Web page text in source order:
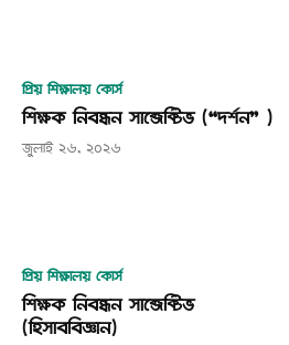
প্রিয় শিক্ষালয় কোর্স
শিক্ষক নিবন্ধন সাব্জেক্টিভ (“দর্শন” )
জুলাই ২৬, ২০২৬
প্রিয় শিক্ষালয় কোর্স
শিক্ষক নিবন্ধন সাব্জেক্টিভ
(হিসাববিজ্ঞান)